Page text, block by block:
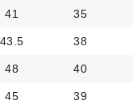
41 35
43.5 38
48 40
45 39